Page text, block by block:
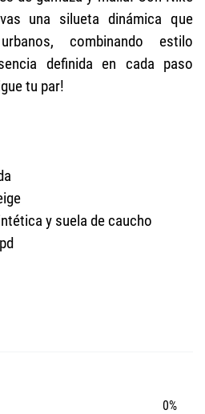
una silueta dinámica que
combinando estilo
definida en cada paso
tu par!
y suela de caucho
0%